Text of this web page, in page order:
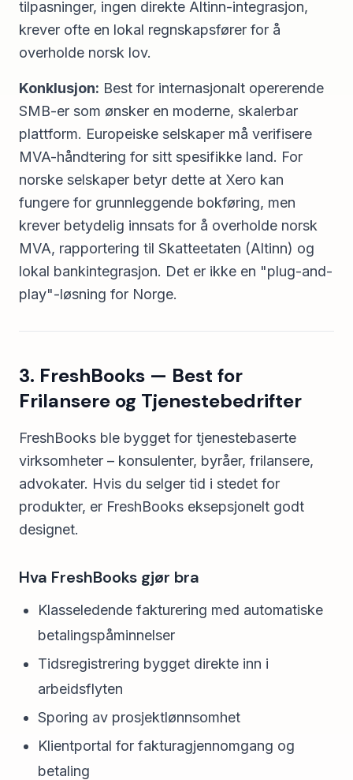
tilpasninger, ingen direkte Altinn-integrasjon,
krever ofte en lokal regnskapsfører for å
overholde norsk lov.
Konklusjon: Best for internasjonalt opererende
SMB-er som ønsker en moderne, skalerbar
plattform. Europeiske selskaper må verifisere
MVA-håndtering for sitt spesifikke land. For
norske selskaper betyr dette at Xero kan
fungere for grunnleggende bokføring, men
krever betydelig innsats for å overholde norsk
MVA, rapportering til Skatteetaten (Altinn) og
lokal bankintegrasjon. Det er ikke en "plug-and-
play"-løsning for Norge.
3. FreshBooks — Best for
Frilansere og Tjenestebedrifter
FreshBooks ble bygget for tjenestebaserte
virksomheter – konsulenter, byråer, frilansere,
advokater. Hvis du selger tid i stedet for
produkter, er FreshBooks eksepsjonelt godt
designet.
Hva FreshBooks gjør bra
Klasseledende fakturering med automatiske
betalingspåminnelser
Tidsregistrering bygget direkte inn i
arbeidsflyten
Sporing av prosjektlønnsomhet
Klientportal for fakturagjennomgang og
betaling